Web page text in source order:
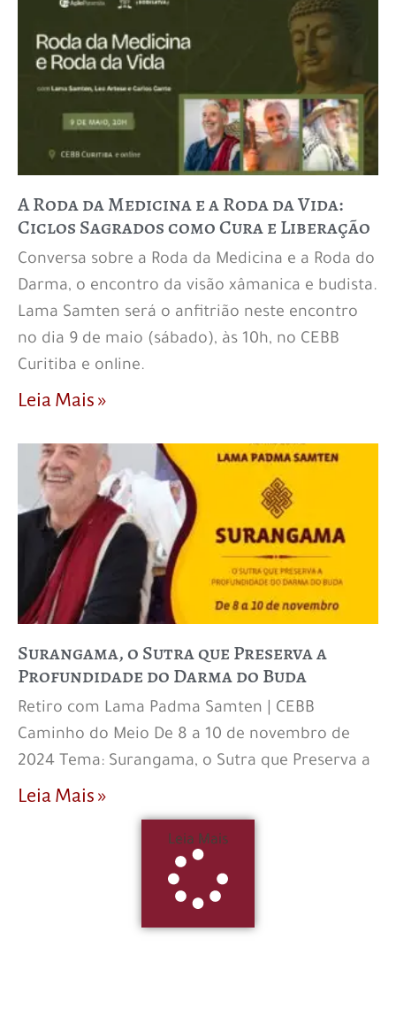
A Roda da Medicina e a Roda da Vida:
Ciclos Sagrados como Cura e Liberação
Conversa sobre a Roda da Medicina e a Roda do
Darma, o encontro da visão xâmanica e budista.
Lama Samten será o anfitrião neste encontro
no dia 9 de maio (sábado), às 10h, no CEBB
Curitiba e online.
Leia Mais »
Surangama, o Sutra que Preserva a
Profundidade do Darma do Buda
Retiro com Lama Padma Samten | CEBB
Caminho do Meio De 8 a 10 de novembro de
2024 Tema: Surangama, o Sutra que Preserva a
Leia Mais »
Leia Mais